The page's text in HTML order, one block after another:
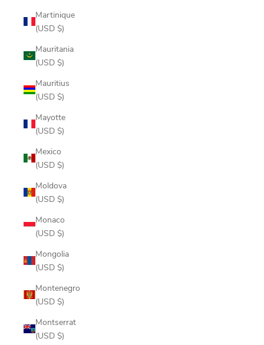
Martinique
(USD $)
Mauritania
(USD $)
Mauritius
(USD $)
Mayotte
(USD $)
Mexico
(USD $)
Moldova
(USD $)
Monaco
(USD $)
Mongolia
(USD $)
Montenegro
(USD $)
Montserrat
(USD $)